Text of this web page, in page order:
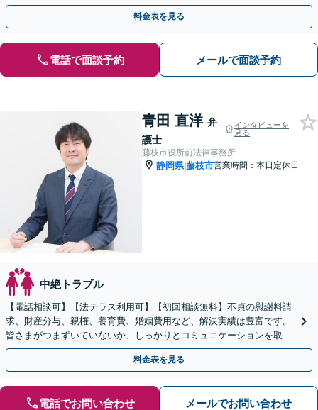
目指します【焼津駅2分】
料金表を見る
電話で面談予約 メールで面談予約
青田 直洋 弁
護士
インタビューを
見る
藤枝市役所前法律事務所
静岡県|藤枝市営業時間：本日定休日
中絶トラブル
【電話相談可】【法テラス利用可】【初回相談無料】不貞の慰謝料請
求、財産分与、親権、養育費、婚姻費用など、解決実績は豊富です。
皆さまがつまずいていないか、しっかりとコミュニケーションを取り
ながらお話を進めてまいります
料金表を見る
電話でお問い合わせ メールでお問い合わせ